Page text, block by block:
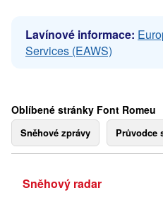
Lavínové informace:
Services (EAWS)
Oblíbené stránky Font Romeu
Sněhové zprávy Průvodce
Sněhový radar